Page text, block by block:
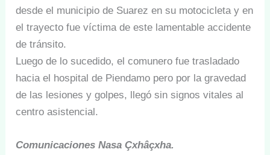
desde el municipio de Suarez en su motocicleta y en
el trayecto fue víctima de este lamentable accidente
de tránsito.
Luego de lo sucedido, el comunero fue trasladado
hacia el hospital de Piendamo pero por la gravedad
de las lesiones y golpes, llegó sin signos vitales al
centro asistencial.
Comunicaciones Nasa Çxhâçxha.